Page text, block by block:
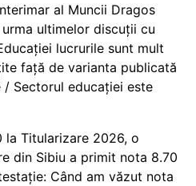
al Muncii Dragos
urma ultimelor discuții cu
lucrurile sunt mult
față de varianta publicată
/ Sectorul educației este
la Titularizare 2026, o
din Sibiu a primit nota 8.70
Când am văzut nota